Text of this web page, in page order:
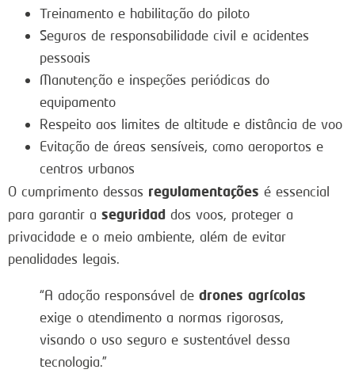
Treinamento e habilitação do piloto
Seguros de responsabilidade civil e acidentes
pessoais
Manutenção e inspeções periódicas do
equipamento
Respeito aos limites de altitude e distância de voo
Evitação de áreas sensíveis, como aeroportos e
centros urbanos
O cumprimento dessas regulamentações é essencial
para garantir a seguridad dos voos, proteger a
privacidade e o meio ambiente, além de evitar
penalidades legais.
“A adoção responsável de drones agrícolas
exige o atendimento a normas rigorosas,
visando o uso seguro e sustentável dessa
tecnologia.”